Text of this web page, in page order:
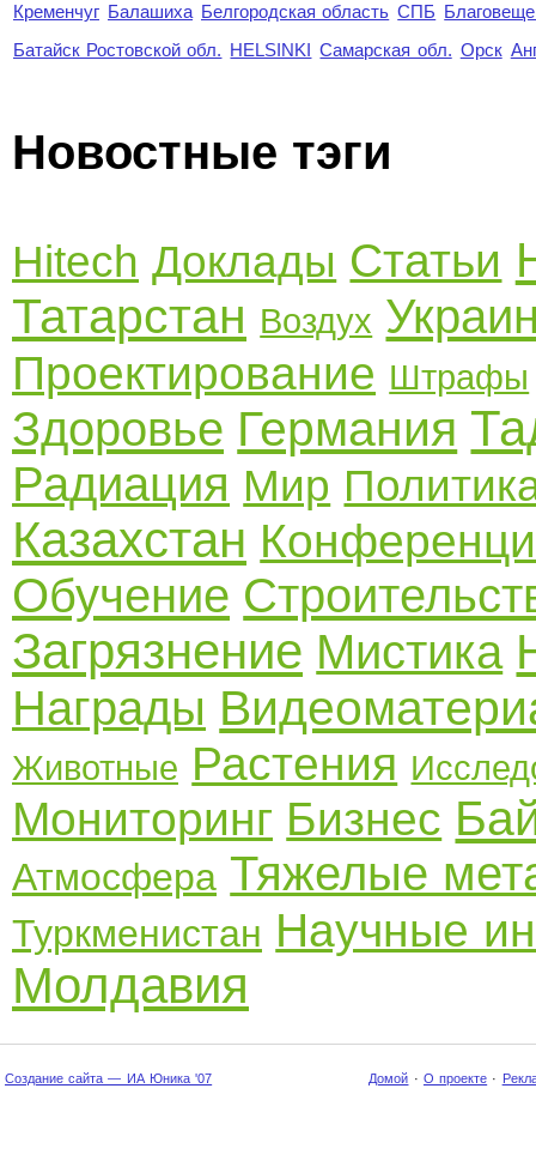
Кременчуг Балашиха Белгородская область СПБ
Батайск Ростовской обл. HELSINKI Самарская обл. Орск
Новостные тэги
Hitech Доклады Статьи
Татарстан Воздух
Проектирование Штрафы
Здоровье Германия
Радиация Мир
Казахстан
Обучение
Загрязнение Мистика
Награды
Животные Растения
Мониторинг Бизнес
Атмосфера Тяжелые
Туркменистан Научные
Молдавия
Создание сайта — ИА Юника '07 Домой · О проекте ·